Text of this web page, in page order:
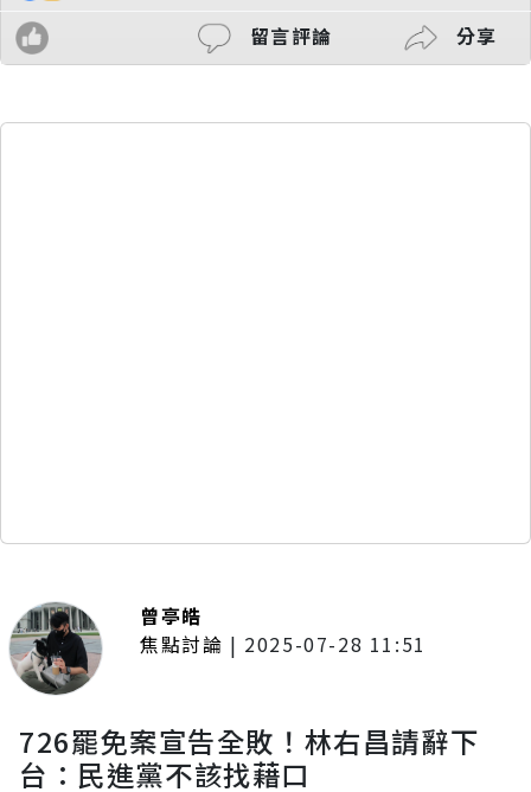
留言評論 分享
曾亭皓
焦點討論 | 2025-07-28 11:51
726罷免案宣告全敗！林右昌請辭下
台：民進黨不該找藉口